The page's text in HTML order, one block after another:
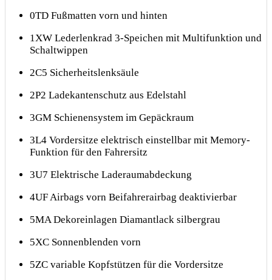
0TD Fußmatten vorn und hinten
1XW Lederlenkrad 3-Speichen mit Multifunktion und
Schaltwippen
2C5 Sicherheitslenksäule
2P2 Ladekantenschutz aus Edelstahl
3GM Schienensystem im Gepäckraum
3L4 Vordersitze elektrisch einstellbar mit Memory-
Funktion für den Fahrersitz
3U7 Elektrische Laderaumabdeckung
4UF Airbags vorn Beifahrerairbag deaktivierbar
5MA Dekoreinlagen Diamantlack silbergrau
5XC Sonnenblenden vorn
5ZC variable Kopfstützen für die Vordersitze